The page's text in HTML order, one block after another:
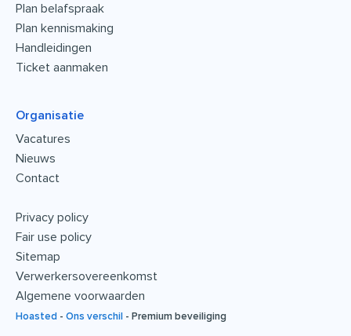
Plan belafspraak
Plan kennismaking
Handleidingen
Ticket aanmaken
Organisatie
Vacatures
Nieuws
Contact
Privacy policy
Fair use policy
Sitemap
Verwerkersovereenkomst
Algemene voorwaarden
Hoasted - Ons verschil - Premium beveiliging